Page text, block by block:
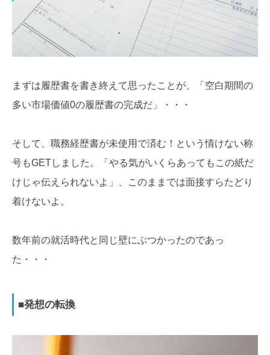
まずは履歴書を書き終えて思ったことが、「空白期間の
多い市場価値0の履歴書の完成だ」・・・
そして、職務経歴書が未使用で済む！という情けない称
号もGETしました。「やる気がいくらあってもこの紙だ
けじゃ伝えられないよ」、このままでは面接すらたどり
着けないよ。
数年前の就活時代と同じ壁にぶつかったのであっ
た・・・
■発想の転換